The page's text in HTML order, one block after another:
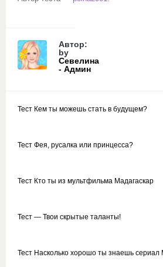
Автор:
by
Севелина
- Админ
Тест Кем ты можешь стать в будущем?
Тест Фея, русалка или принцесса?
Тест Кто ты из мультфильма Мадагаскар
Тест — Твои скрытые таланты!
Тест Насколько хорошо ты знаешь